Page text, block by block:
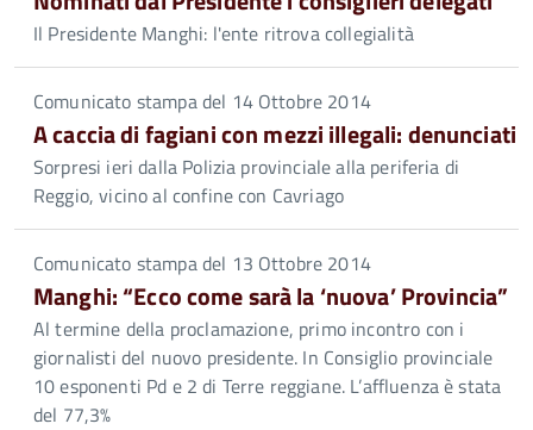
Il Presidente Manghi: l'ente ritrova collegialità
Comunicato stampa del 14 Ottobre 2014
A caccia di fagiani con mezzi illegali: denunciati
Sorpresi ieri dalla Polizia provinciale alla periferia di
Reggio, vicino al confine con Cavriago
Comunicato stampa del 13 Ottobre 2014
Manghi: “Ecco come sarà la ‘nuova’ Provincia”
Al termine della proclamazione, primo incontro con i
giornalisti del nuovo presidente. In Consiglio provinciale
10 esponenti Pd e 2 di Terre reggiane. L’affluenza è stata
del 77,3%